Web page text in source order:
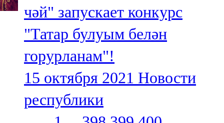
чәй" запускает конкурс
"Татар булуым белән
горурланам"!
15 октября 2021 Новости
республики